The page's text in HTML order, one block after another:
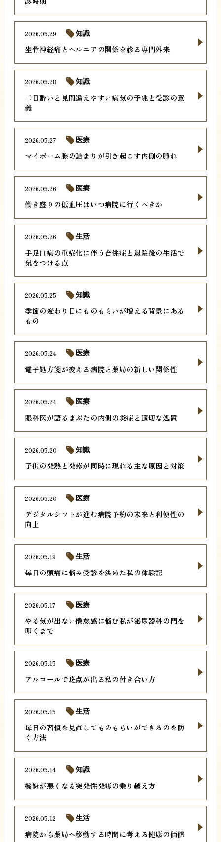
坐骨神経痛とヘルニアの関係を診る専門外来
2026.05.29 知識
二日酔いと見間違えやすい病気の予兆と受診の意
義
2026.05.28 知識
マイボーム腺の詰まりが引き起こす内側の腫れ
2026.05.27 医療
働き盛りの低血圧はいつ病院に行くべきか
2026.05.26 医療
手足口病の重症化に伴う合併症と退院後の生活で
気をつける点
2026.05.26 生活
季節の変わり目にものもらいが増える背景にある
もの
2026.05.25 知識
電子処方箋が変える病院と薬局の新しい関係性
2026.05.24 医療
眼科医が語るまぶたの内側の炎症と適切な処置
2026.05.24 医療
子供の発熱と発疹が同時に現れる主な原因と対策
2026.05.20 知識
デジタルシフトが進む病院予約の未来と利便性の
向上
2026.05.20 医療
毎日の頭痛に悩み受診を決めた私の体験記
2026.05.19 生活
やる気が出ない倦怠感に悩む私が泌尿器科の門を
叩くまで
2026.05.17 医療
アルコールで斑点が出る私の付き合い方
2026.05.15 医療
毎日の習慣を見直してものもらいができるのを防
ぐ方法
2026.05.15 生活
機嫌が悪くなる突発性発疹の乗り越え方
2026.05.14 知識
病院から薬局へ移動する時間に考える健康の価値
2026.05.12 生活